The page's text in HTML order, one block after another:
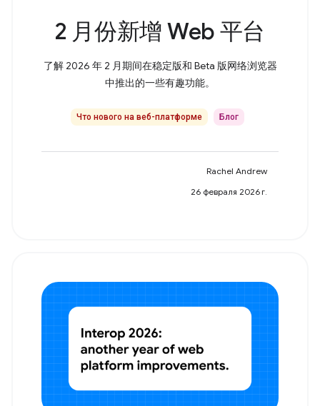
2 月份新增 Web 平台
了解 2026 年 2 月期间在稳定版和 Beta 版网络浏览器
中推出的一些有趣功能。
Что нового на веб-платформе Блог
Rachel Andrew
26 февраля 2026 г.